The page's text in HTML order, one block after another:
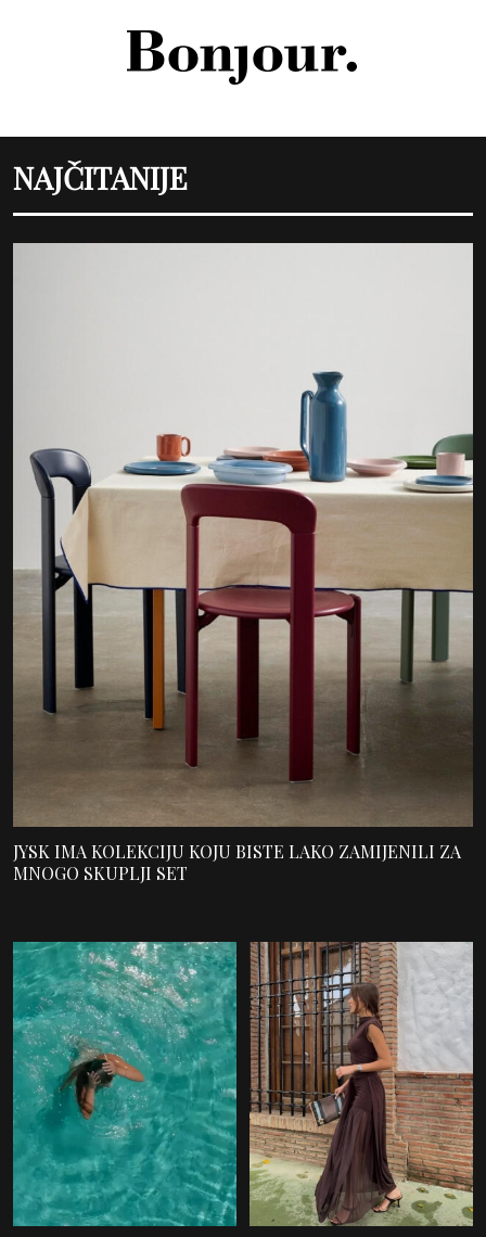
NAJČITANIJE
JYSK IMA KOLEKCIJU KOJU BISTE LAKO ZAMIJENILI ZA
MNOGO SKUPLJI SET